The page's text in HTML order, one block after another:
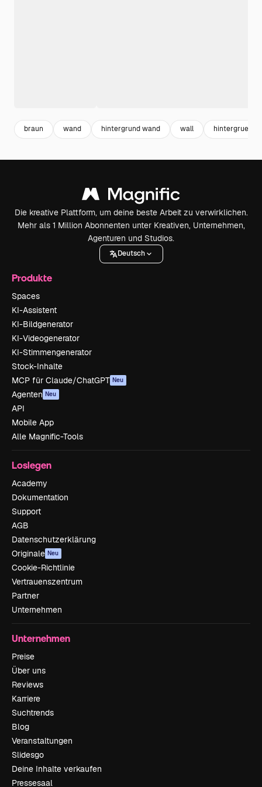
braun wand hintergrund wand wall hintergruende
Die kreative Plattform, um deine beste Arbeit zu verwirklichen.
Mehr als 1 Million Abonnenten unter Kreativen, Unternehmen,
Agenturen und Studios.
Deutsch
Produkte
Spaces
KI-Assistent
KI-Bildgenerator
KI-Videogenerator
KI-Stimmengenerator
Stock-Inhalte
MCP für Claude/ChatGPT Neu
Agenten Neu
API
Mobile App
Alle Magnific-Tools
Loslegen
Academy
Dokumentation
Support
AGB
Datenschutzerklärung
Originale Neu
Cookie-Richtlinie
Vertrauenszentrum
Partner
Unternehmen
Unternehmen
Preise
Über uns
Reviews
Karriere
Suchtrends
Blog
Veranstaltungen
Slidesgo
Deine Inhalte verkaufen
Pressesaal